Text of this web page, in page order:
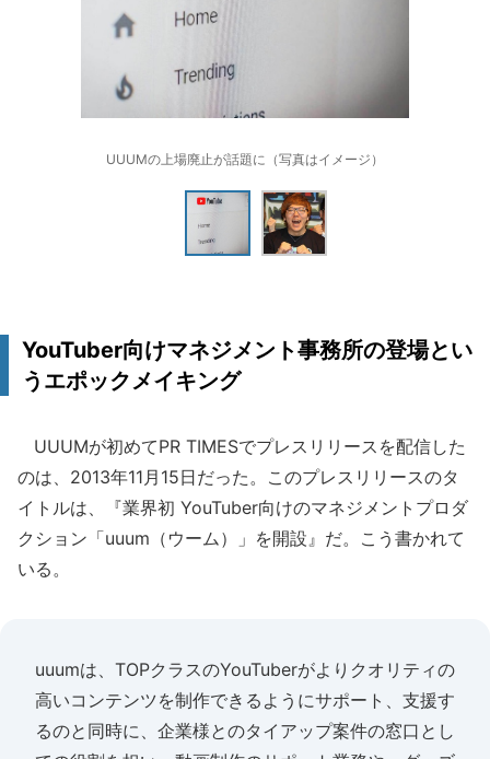
UUUMの上場廃止が話題に（写真はイメージ）
YouTuber向けマネジメント事務所の登場とい
うエポックメイキング
UUUMが初めてPR TIMESでプレスリリースを配信した
のは、2013年11月15日だった。このプレスリリースのタ
イトルは、『業界初 YouTuber向けのマネジメントプロダ
クション「uuum（ウーム）」を開設』だ。こう書かれて
いる。
uuumは、TOPクラスのYouTuberがよりクオリティの
高いコンテンツを制作できるようにサポート、支援す
るのと同時に、企業様とのタイアップ案件の窓口とし